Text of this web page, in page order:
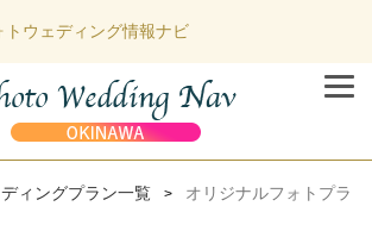
トウェディング情報ナビ
ィングプラン一覧 >
オリジナルフォトプラ